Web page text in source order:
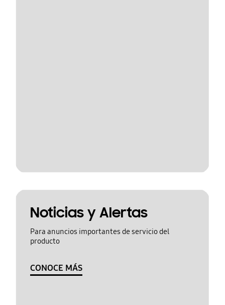
Noticias y Alertas
Para anuncios importantes de servicio del
producto
CONOCE MÁS